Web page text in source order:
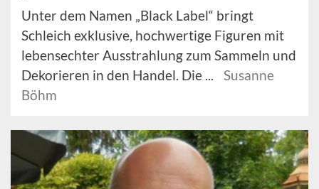
Unter dem Namen „Black Label“ bringt
Schleich exklusive, hochwertige Figuren mit
lebensechter Ausstrahlung zum Sammeln und
Dekorieren in den Handel. Die ...
Susanne
Böhm